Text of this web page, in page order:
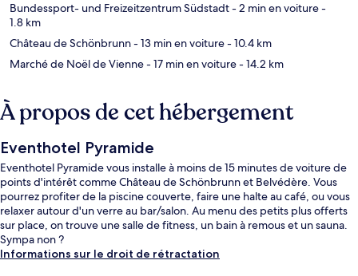
Bundessport- und Freizeitzentrum Südstadt- 2 min en voiture-
1.8 km
Château de Schönbrunn- 13 min en voiture- 10.4 km
Marché de Noël de Vienne- 17 min en voiture- 14.2 km
À propos de cet hébergement
Eventhotel Pyramide
Eventhotel Pyramide vous installe à moins de 15 minutes de voiture de
points d'intérêt comme Château de Schönbrunn et Belvédère. Vous
pourrez profiter de la piscine couverte, faire une halte au café, ou vous
relaxer autour d'un verre au bar/salon. Au menu des petits plus offerts
sur place, on trouve une salle de fitness, un bain à remous et un sauna.
Sympa non ?
Informations sur le droit de rétractation